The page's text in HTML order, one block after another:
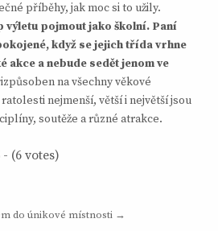
příběhy, jak moc si to užily.
výletu pojmout jako školní. Paní
když se jejich třída vrhne
akce a nebude sedět jenom ve
na všechny věkové
nejmenší, větší i největší jsou
soutěže a různé atrakce.
- (6 votes)
do únikové místnosti →